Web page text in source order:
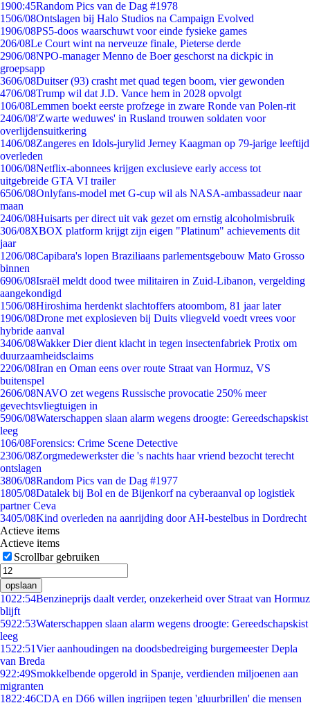
1900:45Random Pics van de Dag #1978
1506/08Ontslagen bij Halo Studios na Campaign Evolved
1906/08PS5-doos waarschuwt voor einde fysieke games
206/08Le Court wint na nerveuze finale, Pieterse derde
2906/08NPO-manager Menno de Boer geschorst na dickpic in
groepsapp
3606/08Duitser (93) crasht met quad tegen boom, vier gewonden
4706/08Trump wil dat J.D. Vance hem in 2028 opvolgt
106/08Lemmen boekt eerste profzege in zware Ronde van Polen-rit
2406/08'Zwarte weduwes' in Rusland trouwen soldaten voor
overlijdensuitkering
1406/08Zangeres en Idols-jurylid Jerney Kaagman op 79-jarige leeftijd
overleden
1006/08Netflix-abonnees krijgen exclusieve early access tot
uitgebreide GTA VI trailer
6506/08Onlyfans-model met G-cup wil als NASA-ambassadeur naar
maan
2406/08Huisarts per direct uit vak gezet om ernstig alcoholmisbruik
306/08XBOX platform krijgt zijn eigen "Platinum" achievements dit
jaar
1206/08Capibara's lopen Braziliaans parlementsgebouw Mato Grosso
binnen
6906/08Israël meldt dood twee militairen in Zuid-Libanon, vergelding
aangekondigd
1506/08Hiroshima herdenkt slachtoffers atoombom, 81 jaar later
1906/08Drone met explosieven bij Duits vliegveld voedt vrees voor
hybride aanval
3406/08Wakker Dier dient klacht in tegen insectenfabriek Protix om
duurzaamheidsclaims
2206/08Iran en Oman eens over route Straat van Hormuz, VS
buitenspel
2606/08NAVO zet wegens Russische provocatie 250% meer
gevechtsvliegtuigen in
5906/08Waterschappen slaan alarm wegens droogte: Gereedschapskist
leeg
106/08Forensics: Crime Scene Detective
2306/08Zorgmedewerkster die 's nachts haar vriend bezocht terecht
ontslagen
3806/08Random Pics van de Dag #1977
1805/08Datalek bij Bol en de Bijenkorf na cyberaanval op logistiek
partner Ceva
3405/08Kind overleden na aanrijding door AH-bestelbus in Dordrecht
Actieve items
Actieve items
Scrollbar gebruiken
opslaan
1022:54Benzineprijs daalt verder, onzekerheid over Straat van Hormuz
blijft
5922:53Waterschappen slaan alarm wegens droogte: Gereedschapskist
leeg
1522:51Vier aanhoudingen na doodsbedreiging burgemeester Depla
van Breda
922:49Smokkelbende opgerold in Spanje, verdienden miljoenen aan
migranten
1822:46CDA en D66 willen ingrijpen tegen 'gluurbrillen' die mensen